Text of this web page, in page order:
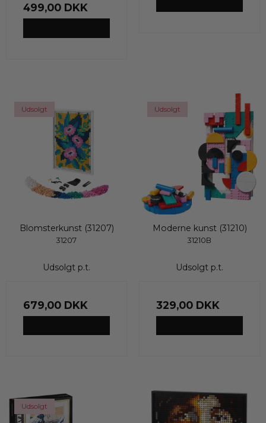
499,00 DKK
Udsolgt
Blomsterkunst (31207)
31207
Udsolgt p.t.
679,00 DKK
Udsolgt
Moderne kunst (31210)
31210B
Udsolgt p.t.
329,00 DKK
Udsolgt